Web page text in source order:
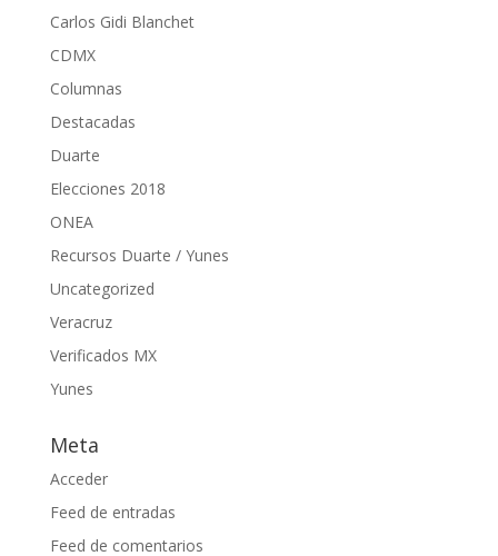
Carlos Gidi Blanchet
CDMX
Columnas
Destacadas
Duarte
Elecciones 2018
ONEA
Recursos Duarte / Yunes
Uncategorized
Veracruz
Verificados MX
Yunes
Meta
Acceder
Feed de entradas
Feed de comentarios